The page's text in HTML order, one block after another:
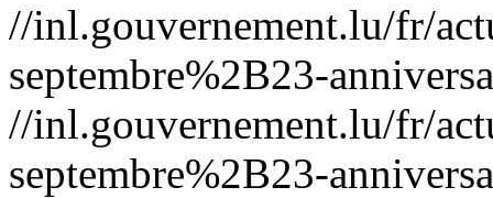
//inl.gouvernement.lu/fr/
septembre%2B23-
//inl.gouvernement.lu/fr/
septembre%2B23-